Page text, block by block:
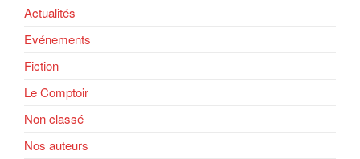
Actualités
Evénements
Fiction
Le Comptoir
Non classé
Nos auteurs